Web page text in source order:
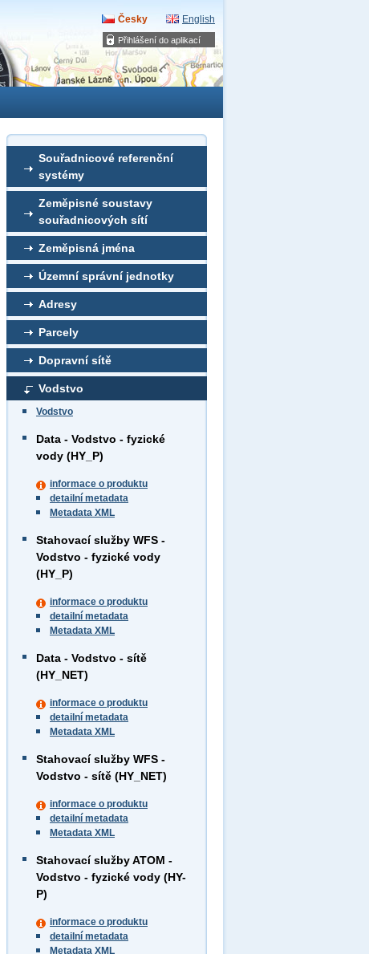
Přihlášení do aplikací
Česky English
Souřadnicové referenční
systémy
Zeměpisné soustavy
souřadnicových sítí
Zeměpisná jména
Územní správní jednotky
Adresy
Parcely
Dopravní sítě
Vodstvo
Vodstvo
Data - Vodstvo - fyzické
vody (HY_P)
informace o produktu
detailní metadata
Metadata XML
Stahovací služby WFS -
Vodstvo - fyzické vody
(HY_P)
informace o produktu
detailní metadata
Metadata XML
Data - Vodstvo - sítě
(HY_NET)
informace o produktu
detailní metadata
Metadata XML
Stahovací služby WFS -
Vodstvo - sítě (HY_NET)
informace o produktu
detailní metadata
Metadata XML
Stahovací služby ATOM -
Vodstvo - fyzické vody (HY-
P)
informace o produktu
detailní metadata
Metadata XML